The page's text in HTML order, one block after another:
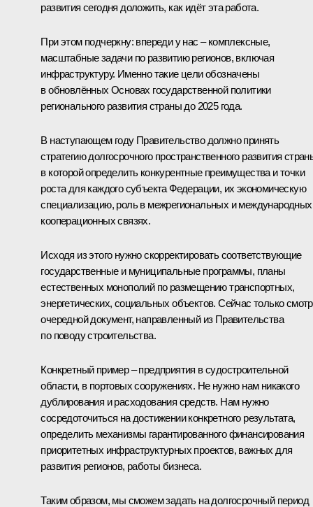
развития сегодня доложить, как идёт эта работа.
При этом подчеркну: впереди у нас – комплексные,
масштабные задачи по развитию регионов, включая
инфраструктуру. Именно такие цели обозначены
в обновлённых Основах государственной политики
регионального развития страны до 2025 года.
В наступающем году Правительство должно принять
стратегию долгосрочного пространственного развития
в которой определить конкурентные преимущества и точки
роста для каждого субъекта Федерации, их экономическую
специализацию, роль в межрегиональных и международных
кооперационных связях.
Исходя из этого нужно скорректировать соответствующие
государственные и муниципальные программы, планы
естественных монополий по размещению транспортных,
энергетических, социальных объектов. Сейчас только
очередной документ, направленный из Правительства
по поводу строительства.
Конкретный пример – предприятия в судостроительной
области, в портовых сооружениях. Не нужно нам никакого
дублирования и расходования средств. Нам нужно
сосредоточиться на достижении конкретного результата,
определить механизмы гарантированного финансирования
приоритетных инфраструктурных проектов, важных для
развития регионов, работы бизнеса.
Таким образом, мы сможем задать на долгосрочный период